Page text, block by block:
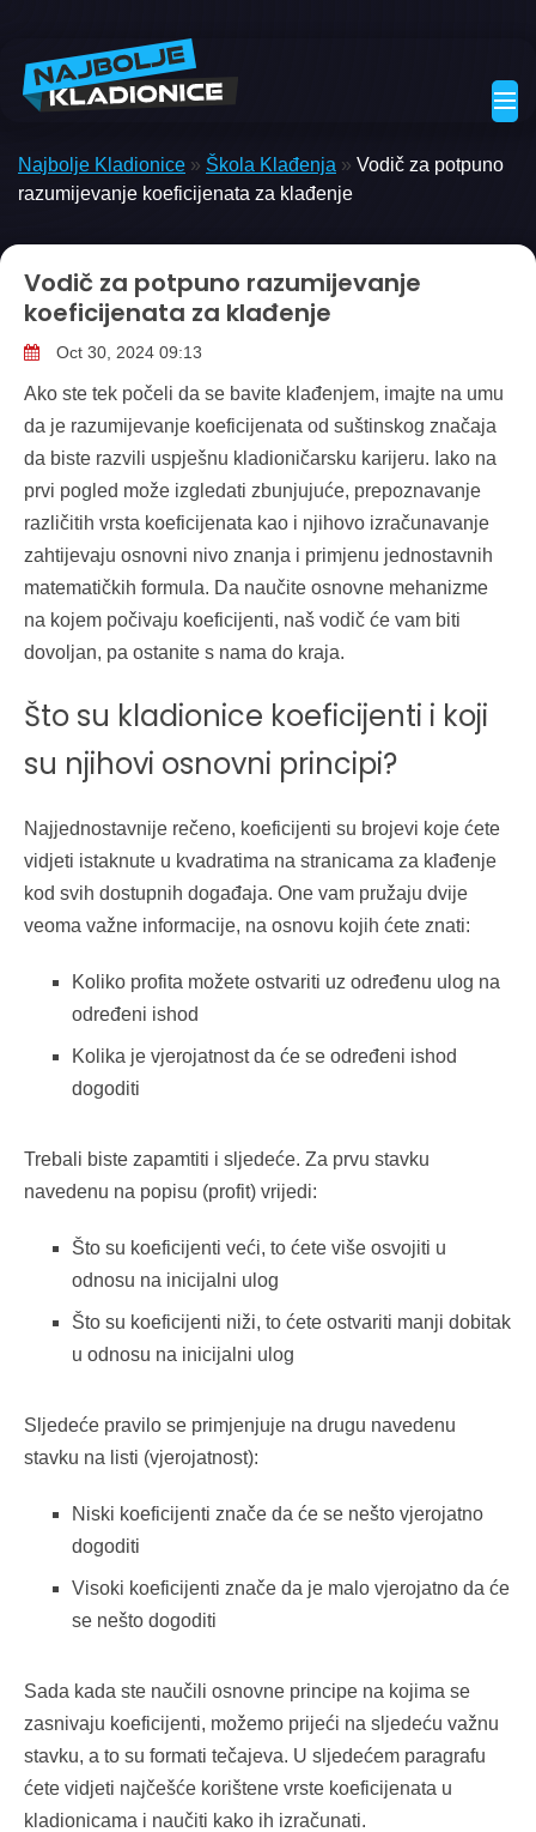
content
Najbolje Kladionice » Škola Klađenja » Vodič za potpuno
razumijevanje koeficijenata za klađenje
Vodič za potpuno razumijevanje
koeficijenata za klađenje
Oct 30, 2024 09:13
Ako ste tek počeli da se bavite klađenjem, imajte na umu
da je razumijevanje koeficijenata od suštinskog značaja
da biste razvili uspješnu kladioničarsku karijeru. Iako na
prvi pogled može izgledati zbunjujuće, prepoznavanje
različitih vrsta koeficijenata kao i njihovo izračunavanje
zahtijevaju osnovni nivo znanja i primjenu jednostavnih
matematičkih formula. Da naučite osnovne mehanizme
na kojem počivaju koeficijenti, naš vodič će vam biti
dovoljan, pa ostanite s nama do kraja.
Što su kladionice koeficijenti i koji
su njihovi osnovni principi?
Najjednostavnije rečeno, koeficijenti su brojevi koje ćete
vidjeti istaknute u kvadratima na stranicama za klađenje
kod svih dostupnih događaja. One vam pružaju dvije
veoma važne informacije, na osnovu kojih ćete znati:
Koliko profita možete ostvariti uz određenu ulog na
određeni ishod
Kolika je vjerojatnost da će se određeni ishod
dogoditi
Trebali biste zapamtiti i sljedeće. Za prvu stavku
navedenu na popisu (profit) vrijedi:
Što su koeficijenti veći, to ćete više osvojiti u
odnosu na inicijalni ulog
Što su koeficijenti niži, to ćete ostvariti manji dobitak
u odnosu na inicijalni ulog
Sljedeće pravilo se primjenjuje na drugu navedenu
stavku na listi (vjerojatnost):
Niski koeficijenti znače da će se nešto vjerojatno
dogoditi
Visoki koeficijenti znače da je malo vjerojatno da će
se nešto dogoditi
Sada kada ste naučili osnovne principe na kojima se
zasnivaju koeficijenti, možemo prijeći na sljedeću važnu
stavku, a to su formati tečajeva. U sljedećem paragrafu
ćete vidjeti najčešće korištene vrste koeficijenata u
kladionicama i naučiti kako ih izračunati.